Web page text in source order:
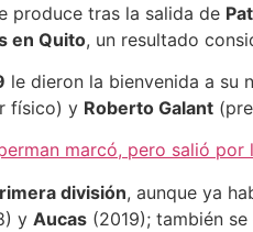
produce tras la salida de
en Quito, un resultado
le dieron la bienvenida a su
físico) y Roberto Galant
marcó, pero salió por
división, aunque ya
y Aucas (2019); también